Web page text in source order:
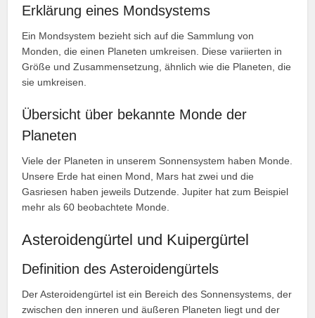
Erklärung eines Mondsystems
Ein Mondsystem bezieht sich auf die Sammlung von
Monden, die einen Planeten umkreisen. Diese variierten in
Größe und Zusammensetzung, ähnlich wie die Planeten, die
sie umkreisen.
Übersicht über bekannte Monde der
Planeten
Viele der Planeten in unserem Sonnensystem haben Monde.
Unsere Erde hat einen Mond, Mars hat zwei und die
Gasriesen haben jeweils Dutzende. Jupiter hat zum Beispiel
mehr als 60 beobachtete Monde.
Asteroidengürtel und Kuipergürtel
Definition des Asteroidengürtels
Der Asteroidengürtel ist ein Bereich des Sonnensystems, der
zwischen den inneren und äußeren Planeten liegt und der